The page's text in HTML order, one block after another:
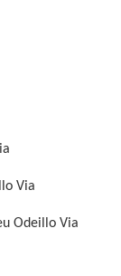
Via
Odeillo Via